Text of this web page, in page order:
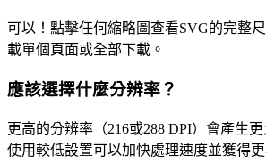
可以！點擊任何縮略圖查看SVG的完整
載單個頁面或全部下載。
應該選擇什麼分辨率？
更高的分辨率（216或288 DPI）會產生
使用較低設置可以加快處理速度並獲得更